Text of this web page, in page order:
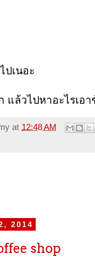
ปเนอะ
แล้วไปหาอะไรเอ
at 12:48 AM
2014
shop